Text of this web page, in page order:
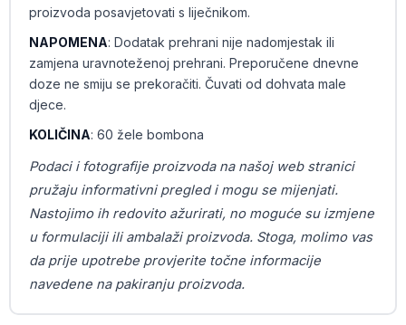
proizvoda posavjetovati s liječnikom.
NAPOMENA: Dodatak prehrani nije nadomjestak ili
zamjena uravnoteženoj prehrani. Preporučene dnevne
doze ne smiju se prekoračiti. Čuvati od dohvata male
djece.
KOLIČINA: 60 žele bombona
Podaci i fotografije proizvoda na našoj web stranici
pružaju informativni pregled i mogu se mijenjati.
Nastojimo ih redovito ažurirati, no moguće su izmjene
u formulaciji ili ambalaži proizvoda. Stoga, molimo vas
da prije upotrebe provjerite točne informacije
navedene na pakiranju proizvoda.